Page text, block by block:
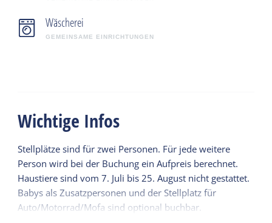
Wäscherei
GEMEINSAME EINRICHTUNGEN
Wichtige Infos
Stellplätze sind für zwei Personen. Für jede weitere
Person wird bei der Buchung ein Aufpreis berechnet.
Haustiere sind vom 7. Juli bis 25. August nicht gestattet.
Babys als Zusatzpersonen und der Stellplatz für
Auto/Motorrad/Mofa sind optional buchbar.